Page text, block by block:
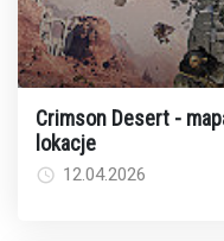
Crimson Desert -
lokacje
12.04.2026